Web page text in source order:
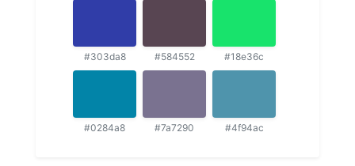
#303da8 #584552 #18e36c
#0284a8 #7a7290 #4f94ac